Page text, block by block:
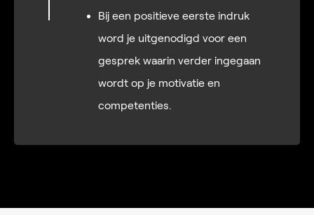
Bij een positieve eerste indruk
word je uitgenodigd voor een
gesprek waarin verder ingegaan
wordt op je motivatie en
competenties.